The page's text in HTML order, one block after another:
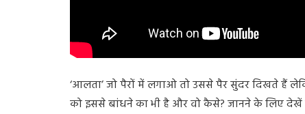
‘आलता’ जो पैरों में लगाओ तो उससे पैर सुंदर दिखते हैं
को इससे बांधने का भी है और वो कैसे? जानने के लिए देखें